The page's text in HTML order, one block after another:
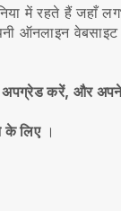
में रहते हैं जहाँ
ऑनलाइन वेबसाइट
करें, और अपने
के लिए।